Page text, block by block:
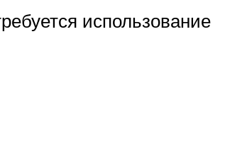
использование